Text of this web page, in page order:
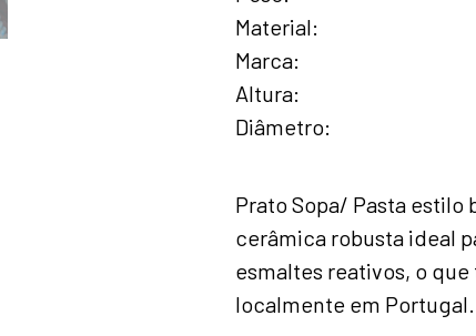
Material
Marca
Altura
Diâmetro
Prato Sopa/ Pasta estilo
cerâmica robusta ideal
esmaltes reativos, o
localmente em Portugal.